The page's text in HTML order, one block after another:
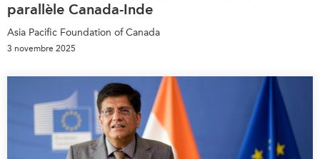
parallèle Canada-Inde
Asia Pacific Foundation of Canada
3 novembre 2025